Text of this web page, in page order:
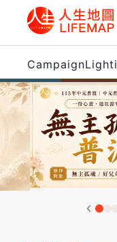
Campaign
Lifemap